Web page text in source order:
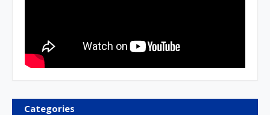
Categories